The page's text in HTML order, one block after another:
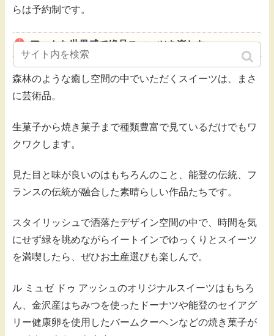
らは予約制です。
アートな世界感で絶品スィーツを楽しむ
森林のような癒し空間の中でいただくスイーツは、まさ
に芸術品。
生菓子から焼き菓子まで種類豊富で見ているだけでもワ
クワクします。
見た目と味が良いのはもちろんのこと、能登の伝統、フ
ランスの伝統が融合した素晴らしい作品たちです。
スタイリッシュで洒落たデザイン空間の中で、時間を気
にせず緑を眺めながらイートインでゆっくりとスイーツ
を満喫したら、ぜひお土産選びも楽しんで。
ル ミュゼ ドゥ アッシュのオリジナルスイーツはもちろ
ん、金沢産はちみつを使ったドーナツや能登のセイアグ
リー健康卵を使用したバームクーヘンなどの焼き菓子が